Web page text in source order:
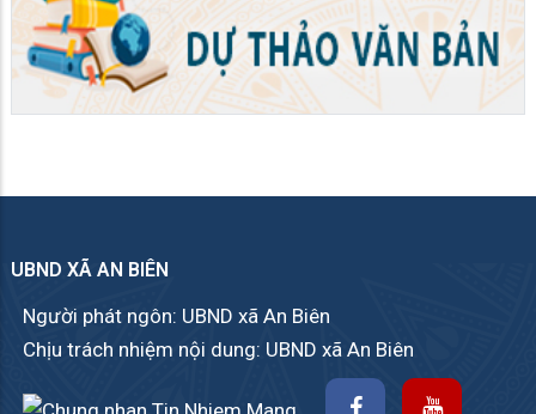
UBND XÃ AN BIÊN
Người phát ngôn: UBND xã An Biên
Chịu trách nhiệm nội dung: UBND xã An Biên